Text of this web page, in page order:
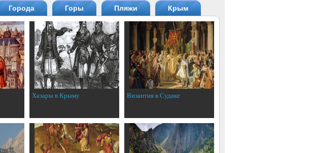
Города Горы Пляжи Крым
Хазары в Крыму Византия в Судаке